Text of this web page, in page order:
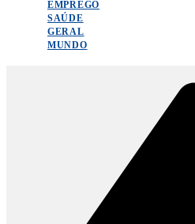
EMPREGO
SAÚDE
GERAL
MUNDO